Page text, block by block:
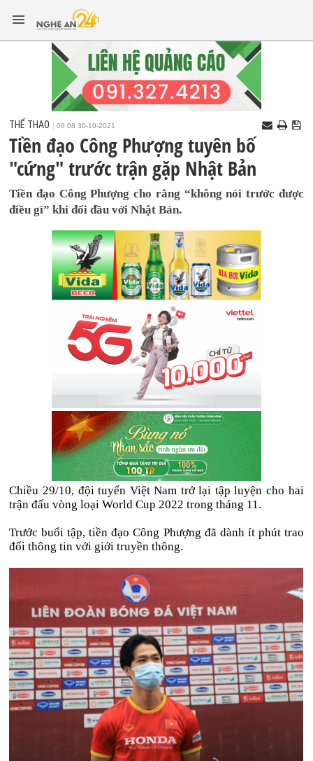
THỂ THAO 08:08 30-10-2021
Tiền đạo Công Phượng tuyên bố
"cứng" trước trận gặp Nhật Bản
Tiền đạo Công Phượng cho rằng “không nói trước được
điều gì” khi đối đầu với Nhật Bản.
Chiều 29/10, đội tuyển Việt Nam trở lại tập luyện cho hai
trận đấu vòng loại World Cup 2022 trong tháng 11.
Trước buổi tập, tiền đạo Công Phượng đã dành ít phút trao
đổi thông tin với giới truyền thông.